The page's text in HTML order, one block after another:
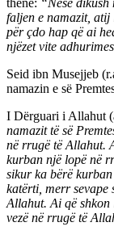
faljen e namazit, atij
për çdo hap që ai
njëzet vite
Seid ibn Musejjeb
namazin e së
I Dërguari i Allahut
namazit të së
në rrugë të Allahut.
kurban një lopë në
sikur ka bërë
katërti, merr sevape
Allahut. Ai që shkon
vezë në rrugë të